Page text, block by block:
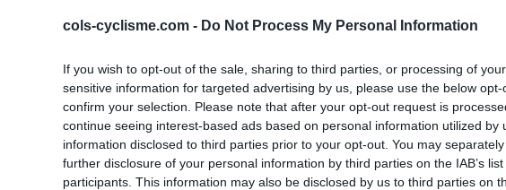
cols-cyclisme.com - Do Not Process My Personal Information
If you wish to opt-out of the sale, sharing to third parties, or processing of
sensitive information for targeted advertising by us, please use the below
confirm your selection. Please note that after your opt-out request is
continue seeing interest-based ads based on personal information utilized by
information disclosed to third parties prior to your opt-out. You may
further disclosure of your personal information by third parties on the IAB’s
participants. This information may also be disclosed by us to third parties on
Col de Bonne Fontaine